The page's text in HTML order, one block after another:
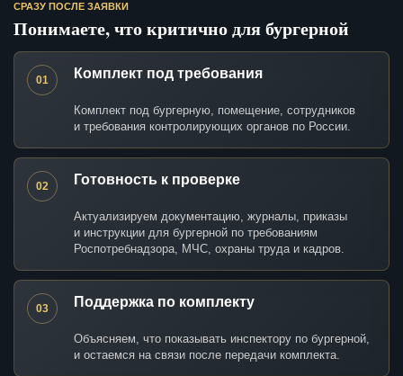
СРАЗУ ПОСЛЕ ЗАЯВКИ
Понимаете, что критично для бургерной
01 Комплект под требования
Комплект под бургерную, помещение, сотрудников
и требования контролирующих органов по России.
02 Готовность к проверке
Актуализируем документацию, журналы, приказы
и инструкции для бургерной по требованиям
Роспотребнадзора, МЧС, охраны труда и кадров.
03 Поддержка по комплекту
Объясняем, что показывать инспектору по бургерной,
и остаемся на связи после передачи комплекта.